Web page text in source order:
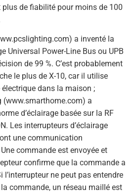
de fiabilité pour moins de 100
a inventé la
Universal Power-Line Bus ou UPB
de 99 %. C’est probablement
le plus de X-10, car il utilise
dans la maison ;
(www.smarthome.com) a
d’éclairage basée sur la RF
Les interrupteurs d’éclairage
une communication
commande est envoyée et
confirme que la commande a
l’interrupteur ne peut pas entendre
commande, un réseau maillé est